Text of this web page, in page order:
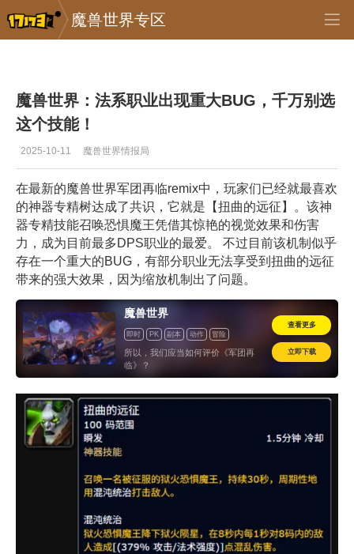
魔兽世界专区
专区_《魔兽世界》 >
魔兽世界：法系职业出现重大BUG，千万别选
这个技能！
2025-10-11 魔兽世界情报局
在最新的魔兽世界军团再临remix中，玩家们已经就最喜欢
的神器专精树达成了共识，它就是【扭曲的远征】。该神
器专精技能召唤恐惧魔王凭借其惊艳的视觉效果和伤害
力，成为目前最多DPS职业的最爱。 不过目前该机制似乎
存在一个重大的BUG，有部分职业无法享受到扭曲的远征
带来的强大效果，因为缩放机制出了问题。
魔兽世界
即时 PK 副本 动作
冒险
开放世界
海外 怀旧
所以，我们应当如何评价《军团再
临》？
查看更多
立即下载